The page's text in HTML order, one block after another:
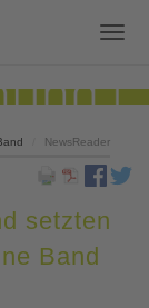
NewsReader
setzten
Band